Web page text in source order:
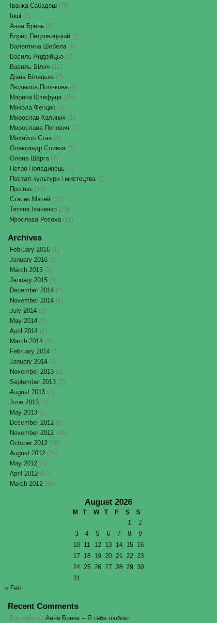
Іванка Сабадош (75)
Інші (8)
Анна Брень (6)
Борис Петровицький (2)
Валентина Шебела (9)
Василь Андрійцьо (1)
Василь Білич (11)
Діана Білецька (7)
Людмила Полякова (2)
Марина Штефуца (25)
Микола Фенцик (4)
Мирослав Калинич (1)
Мирослава Попович (1)
Михайло Стан (1)
Олександр Сливка (1)
Олена Шарга (7)
Петро Попадинець (5)
Постаті культури і мистецтва (2)
Про нас (15)
Стасик Матей (13)
Тетяна Іваненко (13)
Ярослава Росоха (11)
Archives
February 2016 (1)
January 2016 (1)
March 2015 (2)
January 2015 (1)
December 2014 (2)
November 2014 (1)
July 2014 (1)
May 2014 (1)
April 2014 (1)
March 2014 (1)
February 2014 (1)
January 2014 (1)
November 2013 (2)
September 2013 (7)
August 2013 (1)
June 2013 (4)
May 2013 (2)
December 2012 (6)
November 2012 (40)
October 2012 (38)
August 2012 (20)
May 2012 (7)
April 2012 (67)
March 2012 (16)
August 2026
M T W T F S
S
1
2
3
4 5 6 7 8
9
10 11 12 13 14 15
16
17 18 19 20 21 22
23
24 25 26 27 28 29 30
31
« Feb
Recent Comments
Викторія on Анна Брень – Я тебе люблю